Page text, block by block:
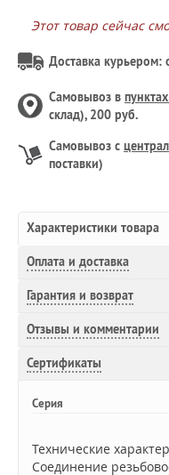
Этот товар сейчас
Доставка курьером:
Самовывоз в
склад), 200 руб.
Самовывоз с
поставки)
Характеристики товара
Оплата и доставка
Гарантия и возврат
Отзывы и комментарии
Сертификаты
Серия
Технические
Соединение